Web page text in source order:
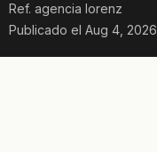
Ref. agencia lorenz
Publicado el Aug 4, 2026